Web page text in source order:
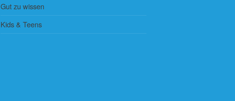
Gut zu wissen
Kids & Teens